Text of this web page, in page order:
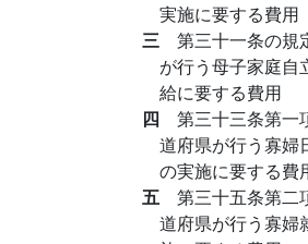
実施に要する費用
三 第三十一条の規
が行う母子家庭自
給に要する費用
四 第三十三条第一
道府県が行う寡婦
の実施に要する費
五 第三十五条第二
道府県が行う寡婦